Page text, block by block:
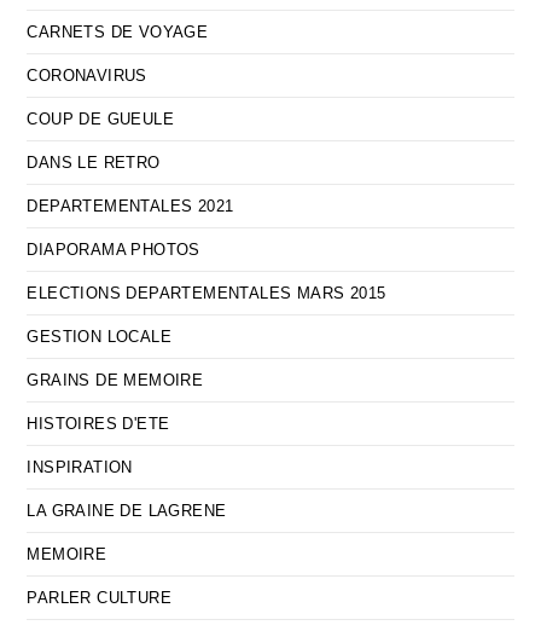
CARNETS DE VOYAGE
CORONAVIRUS
COUP DE GUEULE
DANS LE RETRO
DEPARTEMENTALES 2021
DIAPORAMA PHOTOS
ELECTIONS DEPARTEMENTALES MARS 2015
GESTION LOCALE
GRAINS DE MEMOIRE
HISTOIRES D'ETE
INSPIRATION
LA GRAINE DE LAGRENE
MEMOIRE
PARLER CULTURE